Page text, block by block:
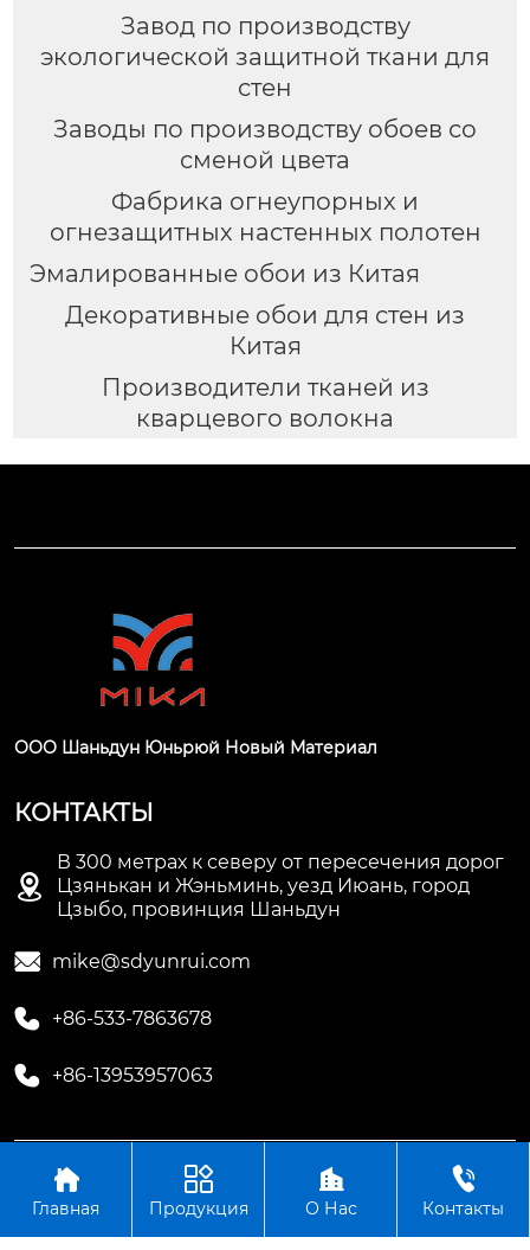
Завод по производству
экологической защитной ткани для
стен
Заводы по производству обоев со
сменой цвета
Фабрика огнеупорных и
огнезащитных настенных полотен
Эмалированные обои из Китая
Декоративные обои для стен из
Китая
Производители тканей из
кварцевого волокна
ООО Шаньдун Юньрюй Новый Материал
КОНТАКТЫ

В 300 метрах к северу от пересечения дорог
Цзянькан и Жэньминь, уезд Июань, город
Цзыбо, провинция Шаньдун
 mike@sdyunrui.com
 +86-533-7863678
 +86-13953957063
Авторское право©ООО Шаньдун Юньрюй Новый
Материал

Главная

Продукция

О Нас

Контакты